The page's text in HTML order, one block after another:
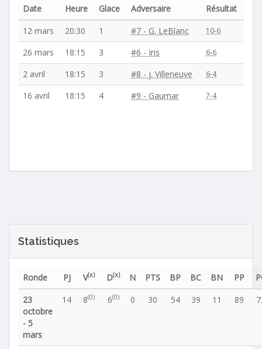
Date Heure Glace Adversaire
Résultat
12 mars
20:30 1 #7 - G. LeBlanc 10-6
26 mars 18:15 3 #6 - Iris 6-6
2 avril 18:15 3 #8 - j. Villeneuve 6-4
16 avril 18:15 4 #9 - Gaumar 7-4
Statistiques
Ronde PJ V(x) D(x) N PTS BP BC BN PP
23
octobre
- 5
mars
14 8(0) 6(0) 0 30 54 39 11 89